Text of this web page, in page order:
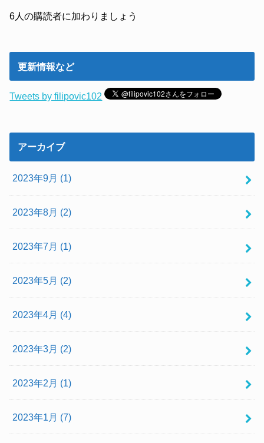
ス
6人の購読者に加わりましょう
更新情報など
Tweets by filipovic102
アーカイブ
2023年9月 (1)
2023年8月 (2)
2023年7月 (1)
2023年5月 (2)
2023年4月 (4)
2023年3月 (2)
2023年2月 (1)
2023年1月 (7)